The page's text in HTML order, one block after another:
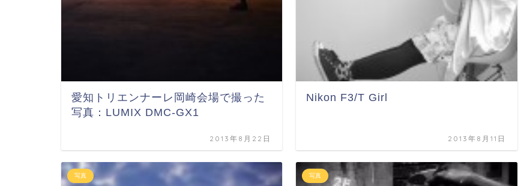
愛知トリエンナーレ岡崎会場で撮った
写真：LUMIX DMC-GX1
2013年8月22日
Nikon F3/T Girl
2013年8月11日
写真 写真